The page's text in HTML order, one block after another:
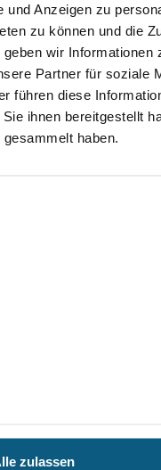
Anzeigen zu
zu können und die
wir Informationen
Partner für soziale
führen diese
ihnen bereitgestellt
haben.
zulassen